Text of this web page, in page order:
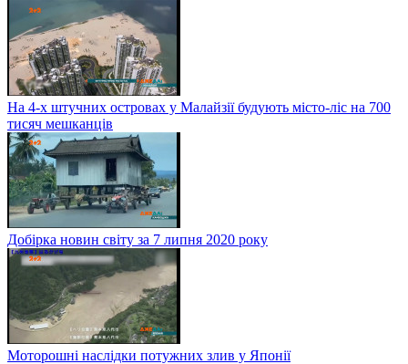
На 4-х штучних островах у Малайзії будують місто-ліс на 700
тисяч мешканців
Добірка новин світу за 7 липня 2020 року
Моторошні наслідки потужних злив у Японії